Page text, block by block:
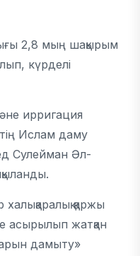
2,8 мың шақырым
күрделі
ирригация
Ислам даму
Сулейман Әл-
қаржы
асырылып жатқан
дамыту»